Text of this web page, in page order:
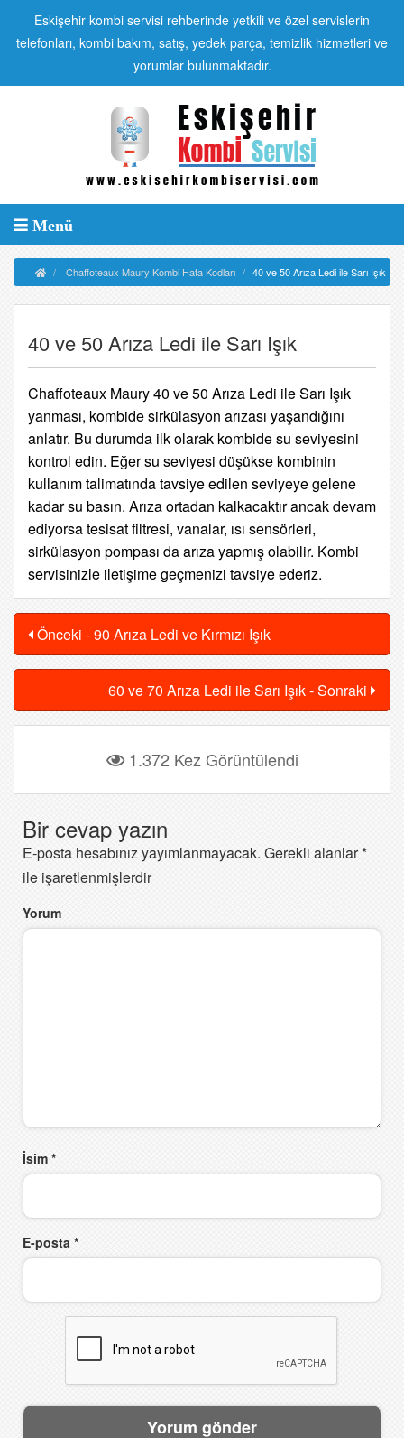
Eskişehir kombi servisi rehberinde yetkili ve özel servislerin
telefonları, kombi bakım, satış, yedek parça, temizlik hizmetleri ve
yorumlar bulunmaktadır.
Menü
Chaffoteaux Maury Kombi Hata Kodları 40 ve 50 Arıza Ledi ile Sarı Işık
40 ve 50 Arıza Ledi ile Sarı Işık
Chaffoteaux Maury 40 ve 50 Arıza Ledi ile Sarı Işık
yanması, kombide sirkülasyon arızası yaşandığını
anlatır. Bu durumda ilk olarak kombide su seviyesini
kontrol edin. Eğer su seviyesi düşükse kombinin
kullanım talimatında tavsiye edilen seviyeye gelene
kadar su basın. Arıza ortadan kalkacaktır ancak devam
ediyorsa tesisat filtresi, vanalar, ısı sensörleri,
sirkülasyon pompası da arıza yapmış olabilir. Kombi
servisinizle iletişime geçmenizi tavsiye ederiz.
Önceki - 90 Arıza Ledi ve Kırmızı Işık
60 ve 70 Arıza Ledi ile Sarı Işık - Sonraki
1.372 Kez Görüntülendi
Bir cevap yazın
E-posta hesabınız yayımlanmayacak. Gerekli alanlar*
ile işaretlenmişlerdir
Yorum
İsim *
E-posta *